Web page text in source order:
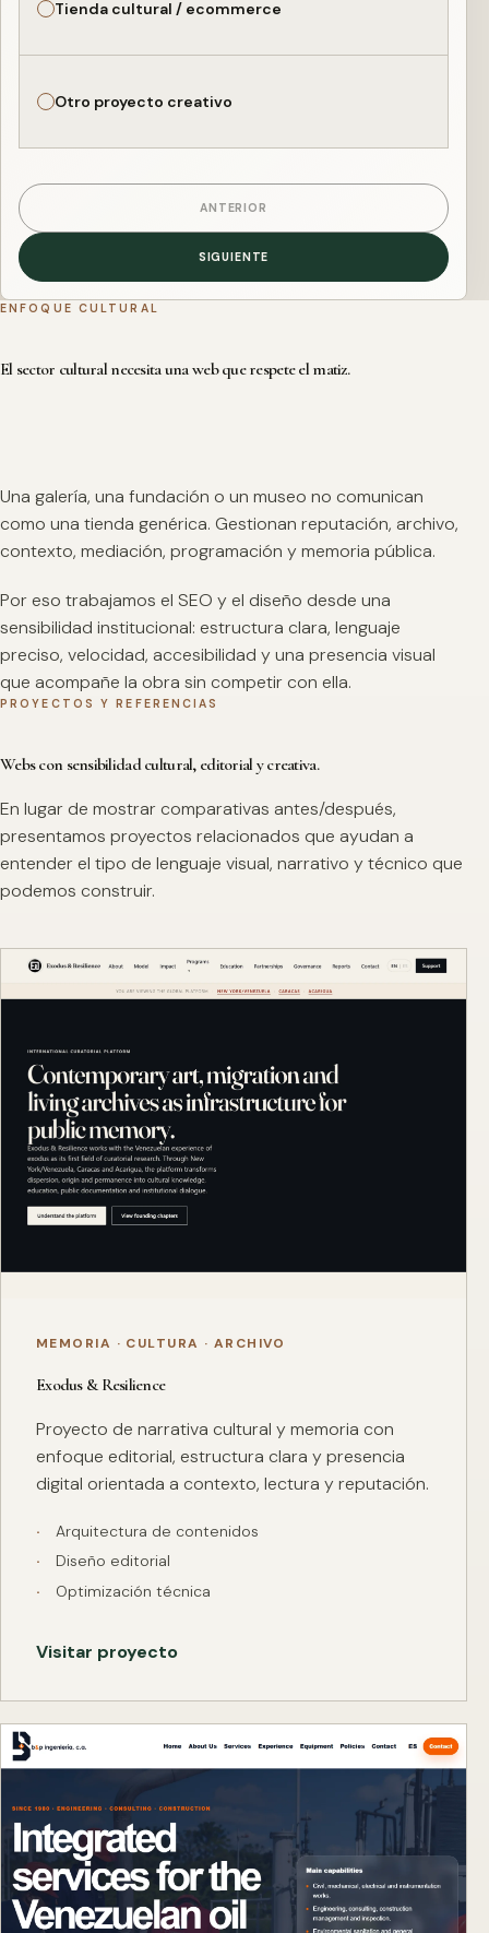
Tienda cultural / ecommerce
Otro proyecto creativo
ANTERIOR
SIGUIENTE
ENFOQUE CULTURAL
El sector cultural necesita una web que respete el matiz.
Una galería, una fundación o un museo no comunican
como una tienda genérica. Gestionan reputación, archivo,
contexto, mediación, programación y memoria pública.
Por eso trabajamos el SEO y el diseño desde una
sensibilidad institucional: estructura clara, lenguaje
preciso, velocidad, accesibilidad y una presencia visual
que acompañe la obra sin competir con ella.
PROYECTOS Y REFERENCIAS
Webs con sensibilidad cultural, editorial y creativa.
En lugar de mostrar comparativas antes/después,
presentamos proyectos relacionados que ayudan a
entender el tipo de lenguaje visual, narrativo y técnico que
podemos construir.
MEMORIA · CULTURA · ARCHIVO
Exodus & Resilience
Proyecto de narrativa cultural y memoria con
enfoque editorial, estructura clara y presencia
digital orientada a contexto, lectura y reputación.
Arquitectura de contenidos
Diseño editorial
Optimización técnica
Visitar proyecto